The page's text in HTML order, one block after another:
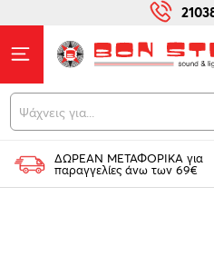
Ψ
ΔΩΡΕΑΝ ΜΕΤΑΦΟΡΙΚΑ για
παραγγελίες άνω των 69€